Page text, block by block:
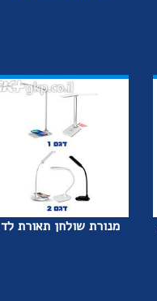
מנורת שולחן תאורת לד